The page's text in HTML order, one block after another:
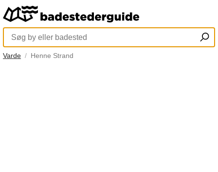
Varde Henne Strand